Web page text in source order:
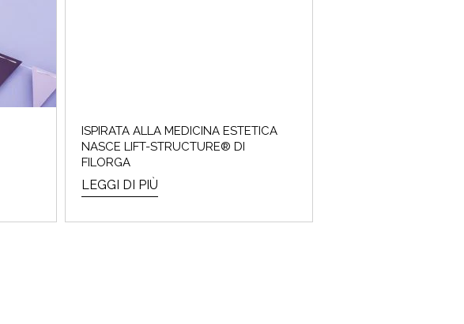
ISPIRATA ALLA MEDICINA ESTETICA
NASCE LIFT-STRUCTURE® DI
FILORGA
LEGGI DI PIÙ